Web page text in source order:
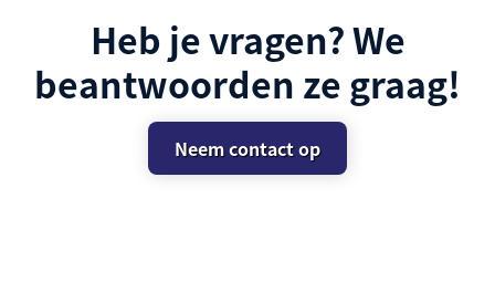
Heb je vragen? We
beantwoorden ze graag!
Neem contact op